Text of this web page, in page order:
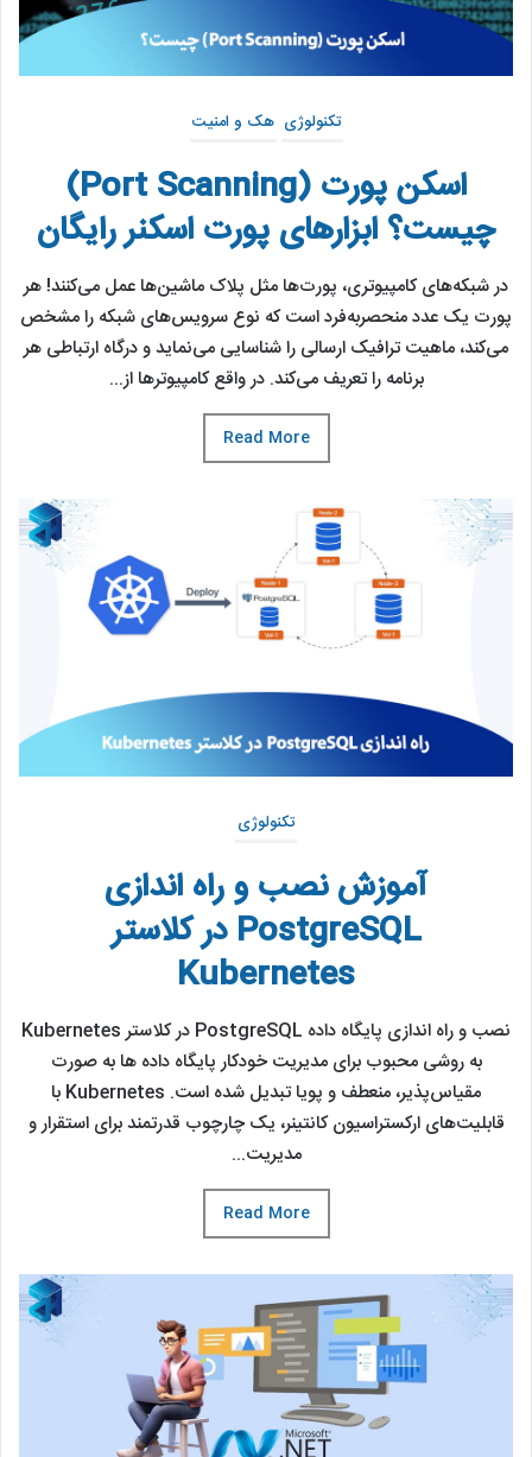
تکنولوژی هک و امنیت
اسکن پورت (Port Scanning)
چیست؟ ابزارهای پورت اسکنر رایگان
در شبکه‌های کامپیوتری، پورت‌ها مثل پلاک ماشین‌ها عمل می‌کنند! هر
پورت یک عدد منحصربه‌فرد است که نوع سرویس‌های شبکه را مشخص
می‌کند، ماهیت ترافیک ارسالی را شناسایی می‌نماید و درگاه ارتباطی هر
برنامه را تعریف می‌کند. در واقع کامپیوترها از...
Read More
تکنولوژی
آموزش نصب و راه اندازی
PostgreSQL در کلاستر
Kubernetes
نصب و راه اندازی پایگاه داده PostgreSQL در کلاستر Kubernetes
به روشی محبوب برای مدیریت خودکار پایگاه داده ها به صورت
مقیاس‌پذیر، منعطف و پویا تبدیل شده است. Kubernetes با
قابلیت‌های ارکستراسیون کانتینر، یک چارچوب قدرتمند برای استقرار و
مدیریت...
Read More